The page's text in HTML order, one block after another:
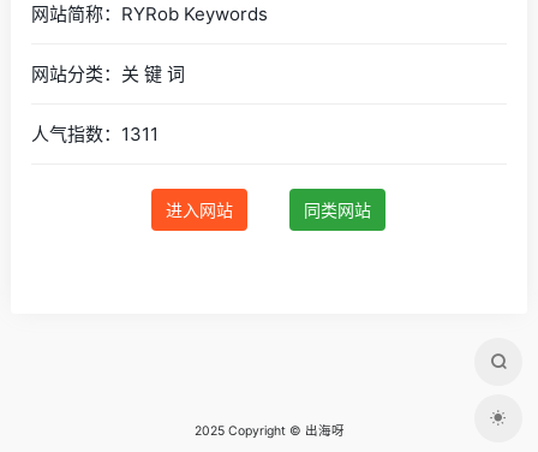
网站简称：RYRob Keywords
网站分类：关 键 词
人气指数：1311
进入网站 同类网站
2025 Copyright © 出海呀